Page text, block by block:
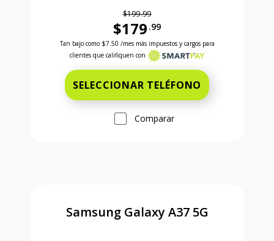
$199.99
$179 .99
Antes el precio era 199 dollars and 99 cents
Tan bajo como $7.50 /mes más impuestos y cargos para
clientes que califiquen con
SELECCIONAR TELÉFONO
Comparar
Samsung Galaxy A37 5G